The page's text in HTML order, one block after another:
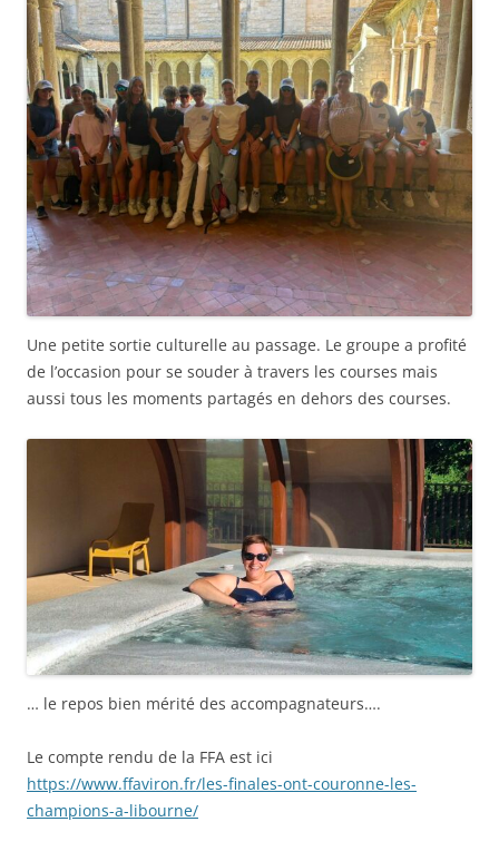
Une petite sortie culturelle au passage. Le groupe a profité
de l’occasion pour se souder à travers les courses mais
aussi tous les moments partagés en dehors des courses.
… le repos bien mérité des accompagnateurs….
Le compte rendu de la FFA est ici
https://www.ffaviron.fr/les-finales-ont-couronne-les-
champions-a-libourne/